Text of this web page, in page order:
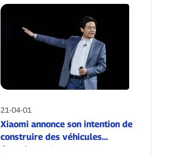
21-04-01
Xiaomi annonce son intention de
construire des véhicules
électriques !